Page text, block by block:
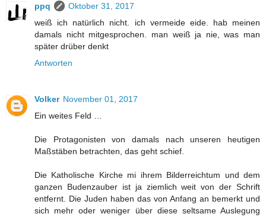
ppq
Oktober 31, 2017
weiß ich natürlich nicht. ich vermeide eide. hab meinen
damals nicht mitgesprochen. man weiß ja nie, was man
später drüber denkt
Antworten
Volker November 01, 2017
Ein weites Feld …
Die Protagonisten von damals nach unseren heutigen
Maßstäben betrachten, das geht schief.
Die Katholische Kirche mi ihrem Bilderreichtum und dem
ganzen Budenzauber ist ja ziemlich weit von der Schrift
entfernt. Die Juden haben das von Anfang an bemerkt und
sich mehr oder weniger über diese seltsame Auslegung